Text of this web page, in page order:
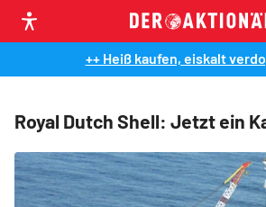
++ Heiß kaufen, eiskalt
Royal Dutch Shell: Jetzt ein